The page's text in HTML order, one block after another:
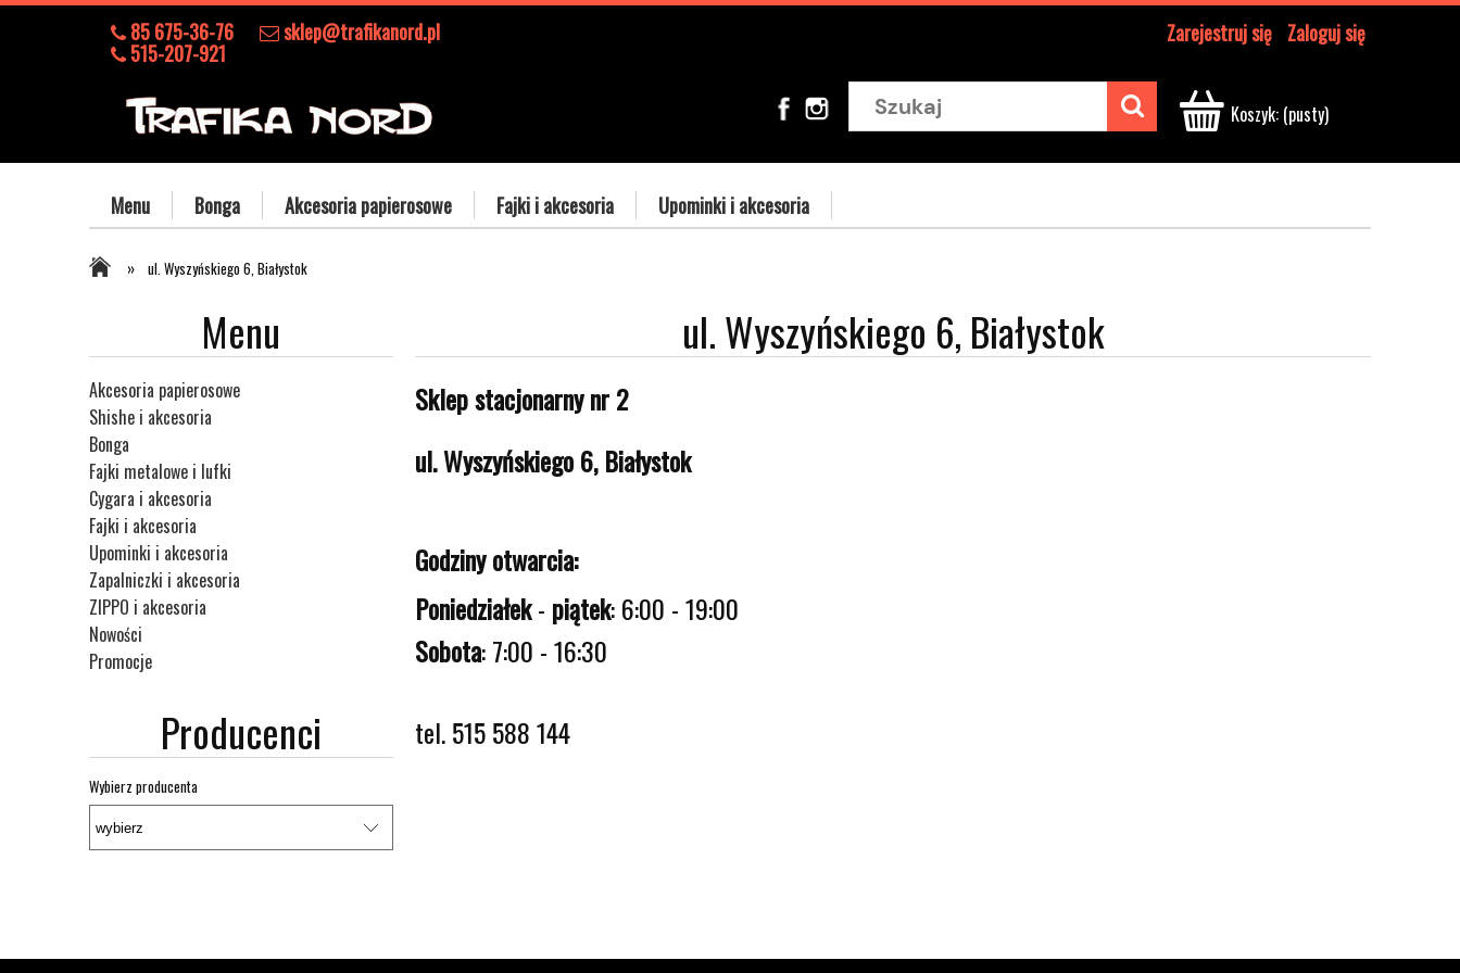
85 675-36-76 sklep@trafikanord.pl
515-207-921
Zarejestruj się Zaloguj się
Koszyk: (pusty)
Menu Bonga Akcesoria papierosowe Fajki i akcesoria Upominki i akcesoria
» ul. Wyszyńskiego 6, Białystok
Menu
Akcesoria papierosowe
Shishe i akcesoria
Bonga
Fajki metalowe i lufki
Cygara i akcesoria
Fajki i akcesoria
Upominki i akcesoria
Zapalniczki i akcesoria
ZIPPO i akcesoria
Nowości
Promocje
Producenci
Wybierz producenta
ul. Wyszyńskiego 6, Białystok
Sklep stacjonarny nr 2
ul. Wyszyńskiego 6, Białystok
Godziny otwarcia:
Poniedziałek- piątek: 6:00 - 19:00
Sobota: 7:00 - 16:30
tel. 515 588 144